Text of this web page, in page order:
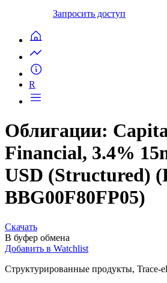
Запросить доступ
R
Облигации:
Financial, 3.4%
USD (Structured)
BBG00F80FP05)
Скачать
В буфер обмена
Добавить в Watchlist
Структурированные продукты, Trace-